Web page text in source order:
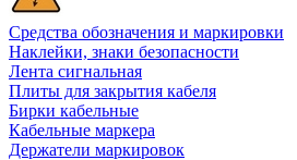
Средства обозначения и маркировки
Наклейки, знаки безопасности
Лента сигнальная
Плиты для закрытия кабеля
Бирки кабельные
Кабельные маркера
Держатели маркировок